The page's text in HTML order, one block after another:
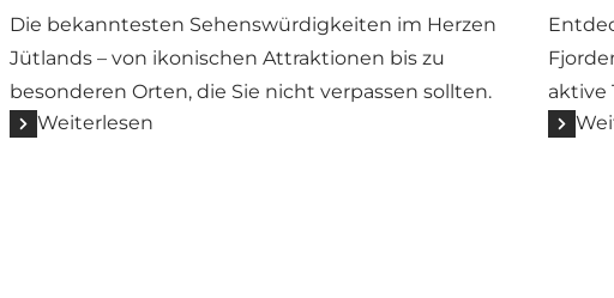
Die bekanntesten Sehenswürdigkeiten im Herzen
Jütlands – von ikonischen Attraktionen bis zu
besonderen Orten, die Sie nicht verpassen sollten.
Weiterlesen
aktive